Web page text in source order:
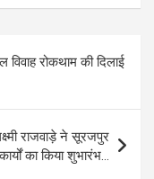
py
Li
n
k
ar
विवाह रोकथाम की दिलाई
राजवाड़े ने सूरजपुर
का किया शुभारंभ…